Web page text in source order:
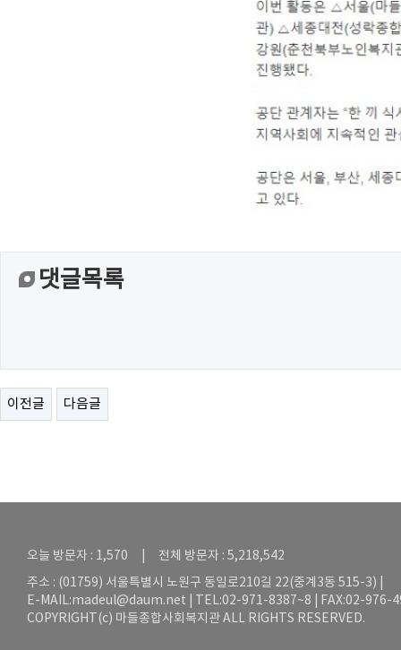
댓글목록
이전글 다음글
오늘 방문자 : 1,570 | 전체 방문자 : 5,218,542
주소 : (01759) 서울특별시 노원구 동일로210길 22(중계3동 515-3) |
E-MAIL:madeul@daum.net | TEL:02-971-8387~8 | FAX:02-976-
COPYRIGHT(c) 마들종합사회복지관 ALL RIGHTS RESERVED.